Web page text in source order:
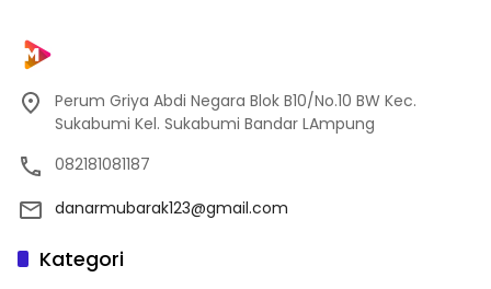
Perum Griya Abdi Negara Blok B10/No.10 BW Kec.
Sukabumi Kel. Sukabumi Bandar LAmpung
082181081187
danarmubarak123@gmail.com
Kategori